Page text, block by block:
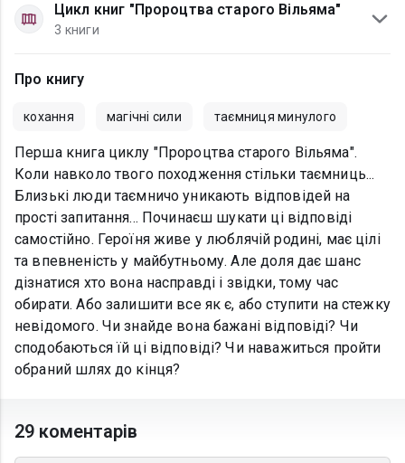
Цикл книг "Пророцтва старого Вільяма"
3 книги
Про книгу
кохання магічні сили таємниця минулого
Перша книга циклу "Пророцтва старого Вільяма".
Коли навколо твого походження стільки таємниць...
Близькі люди таємничо уникають відповідей на
прості запитання... Починаєш шукати ці відповіді
самостійно. Героїня живе у люблячій родині, має цілі
та впевненість у майбутньому. Але доля дає шанс
дізнатися хто вона насправді і звідки, тому час
обирати. Або залишити все як є, або ступити на стежку
невідомого. Чи знайде вона бажані відповіді? Чи
сподобаються їй ці відповіді? Чи наважиться пройти
обраний шлях до кінця?
29 коментарів